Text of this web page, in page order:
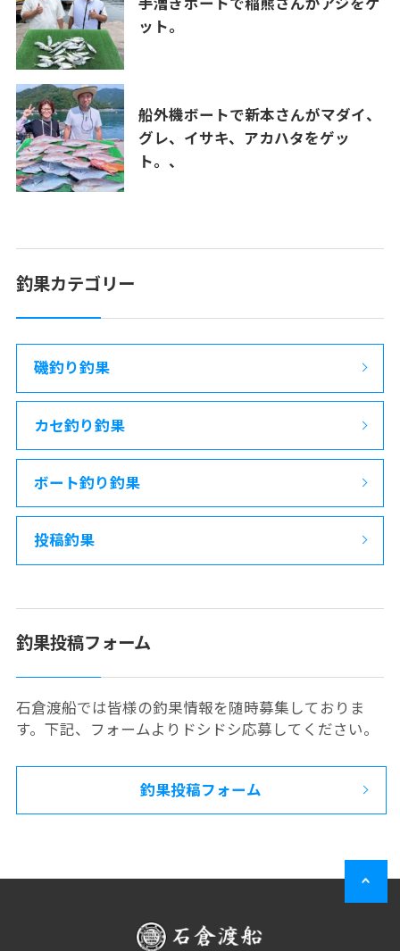
手漕ぎボートで稲熊さんがアジをゲ
ット。
船外機ボートで新本さんがマダイ、
グレ、イサキ、アカハタをゲッ
ト。、
釣果カテゴリー
磯釣り釣果
カセ釣り釣果
ボート釣り釣果
投稿釣果
釣果投稿フォーム
石倉渡船では皆様の釣果情報を随時募集しておりま
す。下記、フォームよりドシドシ応募してください。
釣果投稿フォーム